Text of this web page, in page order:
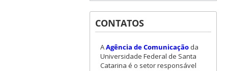
CONTATOS
AAgência de Comunicaçãoda
Universidade Federal de Santa
Catarina é o setor responsável